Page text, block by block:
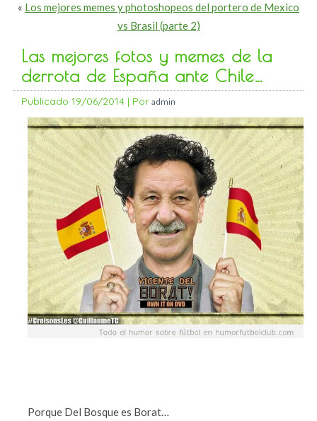
« Los mejores memes y photoshopeos del portero de Mexico
vs Brasil (parte 2)
Las mejores fotos y memes de la
derrota de España ante Chile…
Publicado 19/06/2014 | Por admin
Porque Del Bosque es Borat…